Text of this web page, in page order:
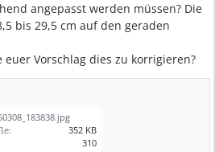
angepasst werden müssen? Die
bis 29,5 cm auf den geraden
Vorschlag dies zu korrigieren?
352 KB
310